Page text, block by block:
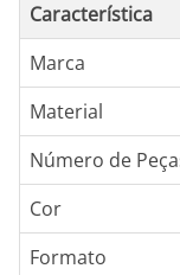
Característica
Marca
Material
Número de
Cor
Formato